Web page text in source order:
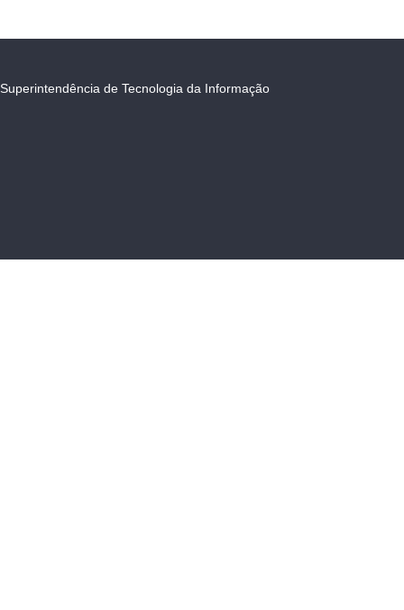
Superintendência de Tecnologia da Informação